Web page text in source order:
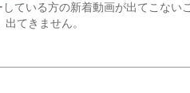
ている方の新着動画が出てこない
てきません。